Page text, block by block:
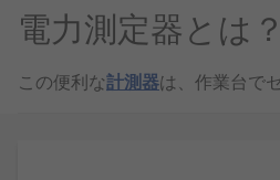
電力測定器とは？
この便利な計測器は、作業台で